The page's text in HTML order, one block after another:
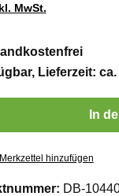
MwSt.
Lieferzeit:
Gib den
In
hinzufügen
DB-